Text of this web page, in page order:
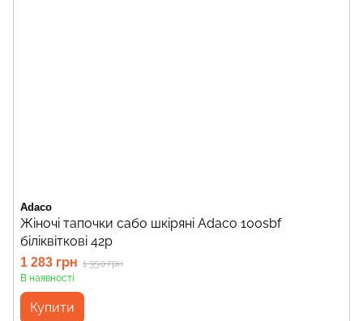
Adaco
Жіночі тапочки сабо шкіряні Adaco 100sbf
біліквіткові 42р
1 283 грн 1 350 грн
В наявності
Купити